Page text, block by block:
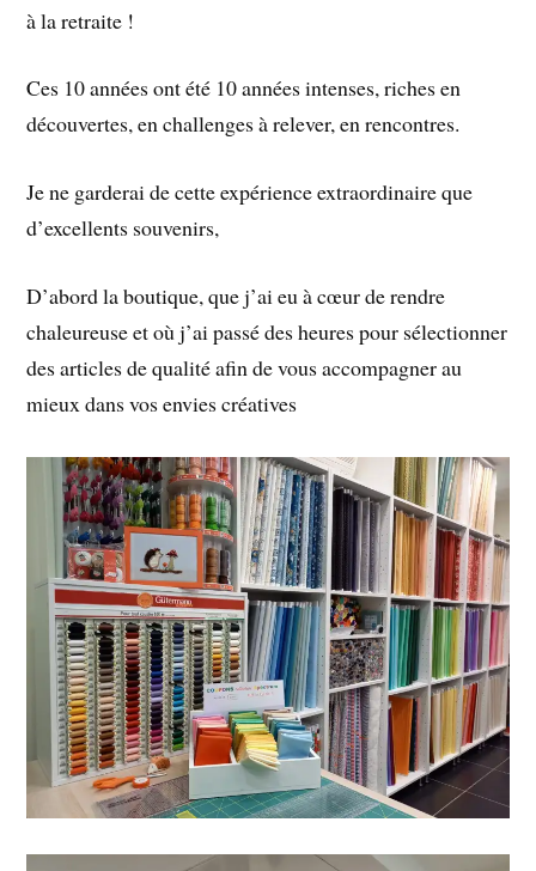
à la retraite !
Ces 10 années ont été 10 années intenses, riches en
découvertes, en challenges à relever, en rencontres.
Je ne garderai de cette expérience extraordinaire que
d’excellents souvenirs,
D’abord la boutique, que j’ai eu à cœur de rendre
chaleureuse et où j’ai passé des heures pour sélectionner
des articles de qualité afin de vous accompagner au
mieux dans vos envies créatives